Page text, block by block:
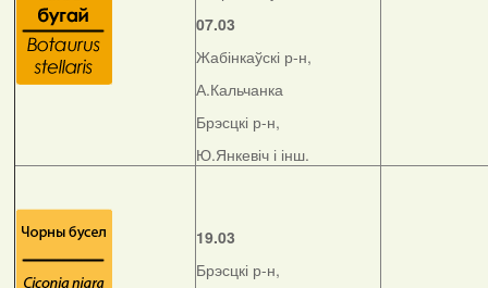
07.03
Жабінкаўскі р-н,
А.Кальчанка
Брэсцкі р-н,
Ю.Янкевіч і інш.
19.03
Брэсцкі р-н,